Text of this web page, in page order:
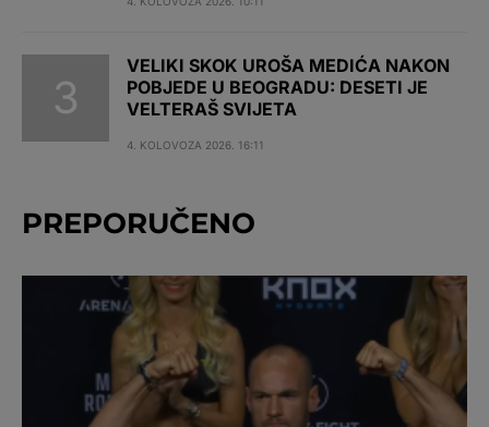
VELIKI SKOK UROŠA MEDIĆA NAKON
POBJEDE U BEOGRADU: DESETI JE
VELTERAŠ SVIJETA
4. KOLOVOZA 2026. 16:11
PREPORUČENO